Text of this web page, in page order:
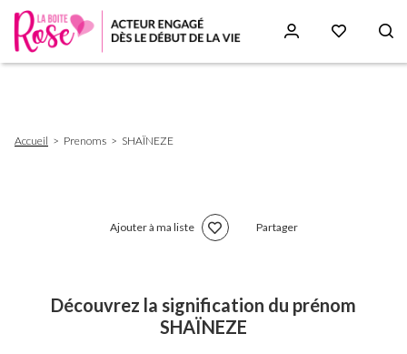
d'Ariane
Accueil Prenoms SHAÏNEZE
Ajouter à ma liste Partager
Découvrez la signification du prénom
SHAÏNEZE